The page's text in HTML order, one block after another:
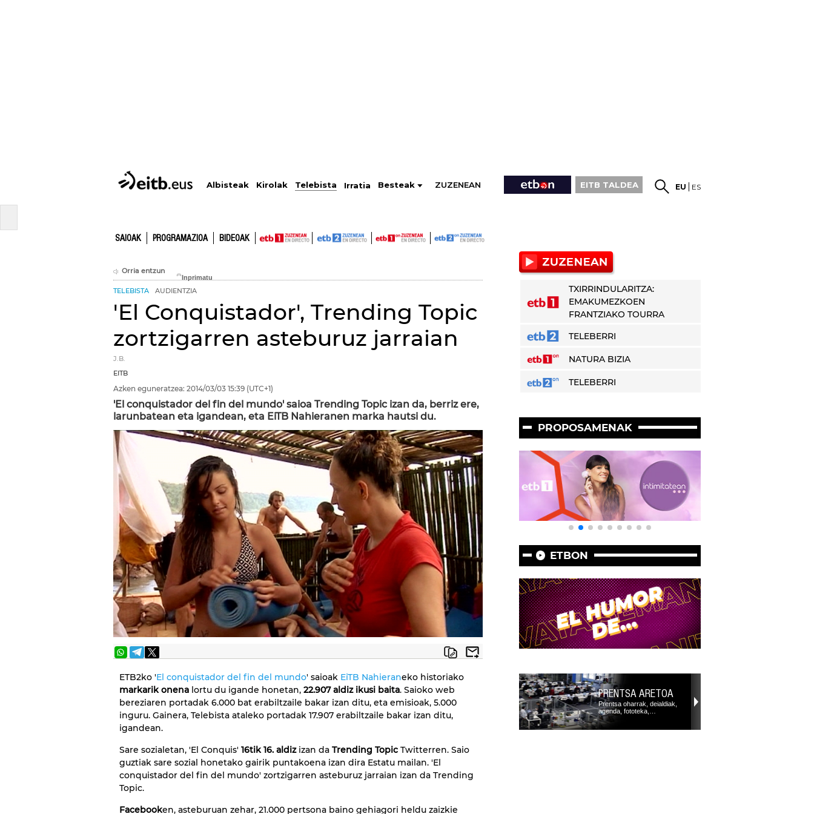
Albisteak Kirolak Telebista Irratia Besteak ZUZENEAN EITB TALDEA EU ES
SAIOAK PROGRAMAZIOA BIDEOAK
Orria entzun
TELEBISTA AUDIENTZIA
'El Conquistador', Trending Topic
zortzigarren asteburuz jarraian
J.B.
EITB
Azken eguneratzea: 2014/03/03 15:39 (UTC+1)
'El conquistador del fin del mundo' saioa Trending Topic izan da, berriz ere,
larunbatean eta igandean, eta EiTB Nahieranen marka hautsi du.
ETB2ko 'El conquistador del fin del mundo' saioak EiTB Nahieraneko historiako
markarik onena lortu du igande honetan, 22.907 aldiz ikusi baita. Saioko web
bereziaren portadak 6.000 bat erabiltzaile bakar izan ditu, eta emisioak, 5.000
inguru. Gainera, Telebista ataleko portadak 17.907 erabiltzaile bakar izan ditu,
igandean.
Sare sozialetan, 'El Conquis' 16tik 16. aldizizan da Trending Topic Twitterren. Saio
guztiak sare sozial honetako gairik puntakoena izan dira Estatu mailan. 'El
conquistador del fin del mundo' zortzigarren asteburuz jarraian izan da Trending
Topic.
Facebooken, asteburuan zehar, 21.000 pertsona baino gehiagori heldu zaizkie
TXIRRINDULARITZA:
EMAKUMEZKOEN
FRANTZIAKO TOURRA
TELEBERRI
NATURA BIZIA
TELEBERRI
PROPOSAMENAK
ETBON
PRENTSA ARETOA
Prentsa oharrak, deialdiak,
agenda, fototeka,…